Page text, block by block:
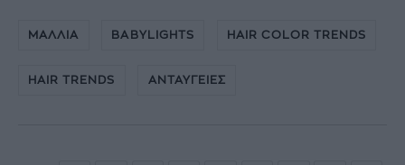
ΜΑΛΛΙΑ BABYLIGHTS HAIR COLOR TRENDS
HAIR TRENDS ΑΝΤΑΥΓΕΙΕΣ